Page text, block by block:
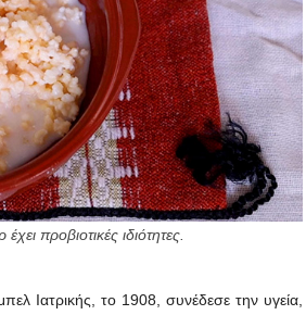
προβιοτικές ιδιότητες.
Ιατρικής, το 1908, συνέδεσε την υγεία,